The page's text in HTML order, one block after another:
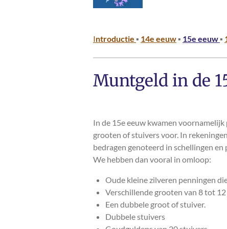
Introductie ▪ 14e eeuw ▪ 15e eeuw ▪
Muntgeld in de
In de 15e eeuw kwamen
grooten of stuivers voor. In
bedragen genoteerd in schellingen en
We hebben dan vooral in omloop:
Oude kleine zilveren penningen
Verschillende grooten van 8 tot 12
Een dubbele groot of stuiver.
Dubbele stuivers